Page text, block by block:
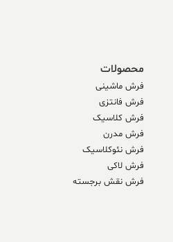
محصولات
فرش ماشینی
فرش فانتزی
فرش کلاسیک
فرش مدرن
فرش نئوکلاسیک
فرش لاکی
فرش نقش برجسته